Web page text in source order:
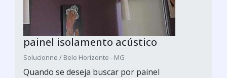
painel isolamento acústico
Solucionne / Belo Horizonte - MG
Quando se deseja buscar por painel